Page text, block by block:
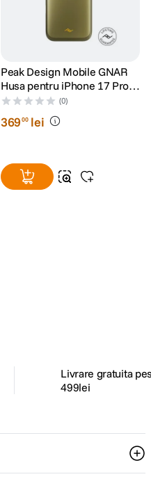
Peak Design Mobile GNAR
Husa pentru iPhone 17 Pro
Max Verde
(0)
36900 lei
Livrare gratuita
499lei